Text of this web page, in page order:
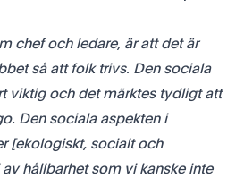
chef och ledare, är att det är
så att folk trivs. Den sociala
viktig och det märktes tydligt att
Den sociala aspekten i
[ekologiskt, socialt och
hållbarhet som vi kanske inte